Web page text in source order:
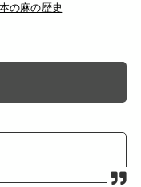
の麻の歴史